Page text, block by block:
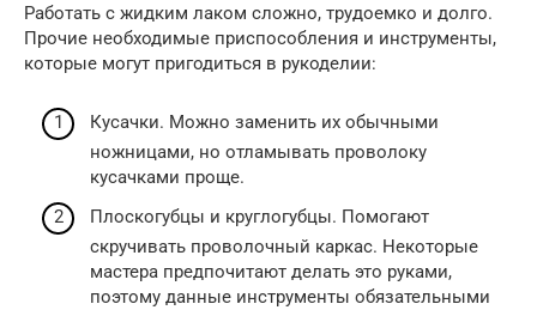
Работать с жидким лаком сложно, трудоемко и долго.
Прочие необходимые приспособления и инструменты,
которые могут пригодиться в рукоделии:
Кусачки. Можно заменить их обычными
ножницами, но отламывать проволоку
кусачками проще.
Плоскогубцы и круглогубцы. Помогают
скручивать проволочный каркас. Некоторые
мастера предпочитают делать это руками,
поэтому данные инструменты обязательными